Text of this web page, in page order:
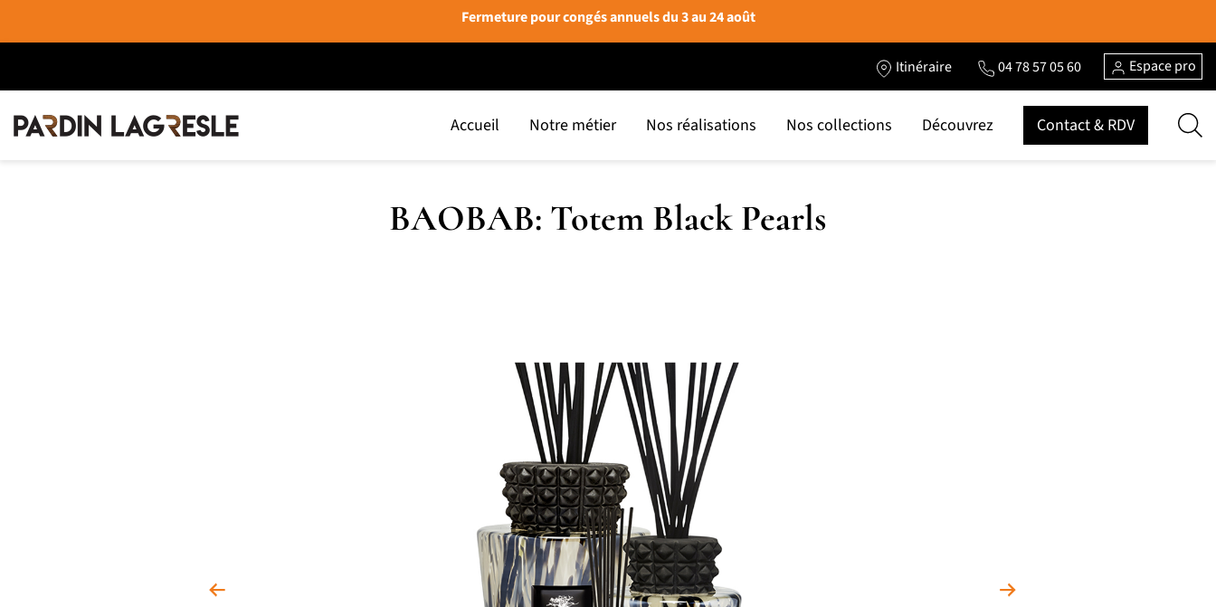
Fermeture pour congés annuels du 3 au 24 août
Itinéraire 04 78 57 05 60 Espace pro
Accueil Notre métier Nos réalisations Nos collections Découvrez Contact & RDV
BAOBAB: Totem Black Pearls